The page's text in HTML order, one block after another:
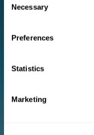
Selection
Necessary
Preferences
Statistics
Marketing